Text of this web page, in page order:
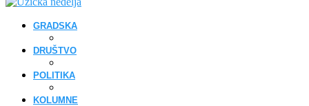
GRADSKA
DRUŠTVO
POLITIKA
KOLUMNE